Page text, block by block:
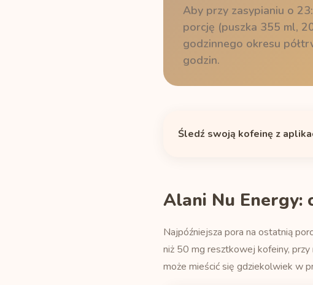
Aby przy zasypianiu o
porcję (puszka 355 ml,
godzinnego okresu
godzin.
Śledź swoją kofeinę z
Alani Nu Energy:
Najpóźniejsza pora na ostatnią
niż 50 mg resztkowej kofeiny,
może mieścić się gdziekolwiek w